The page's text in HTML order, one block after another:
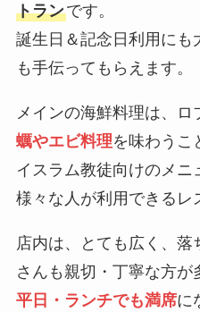
トランです。
誕生日＆記念日利用にも
も手伝ってもらえます。
メインの海鮮料理は、ロ
蠣やエビ料理を味わうこ
イスラム教徒向けのメニ
様々な人が利用できるレ
店内は、とても広く、落
さんも親切・丁寧な方が
平日・ランチでも満席に